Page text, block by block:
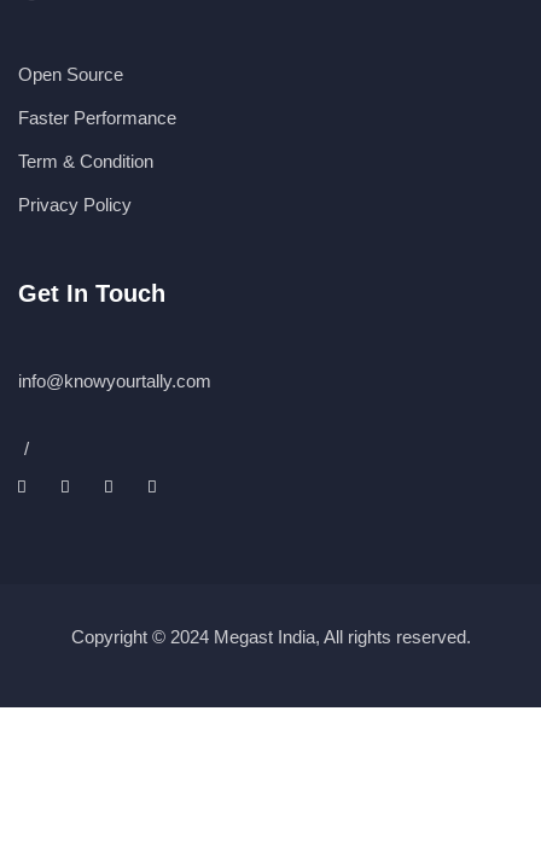
Open Source
Faster Performance
Term & Condition
Privacy Policy
Get In Touch
info@knowyourtally.com
/
Copyright © 2024 Megast India, All rights reserved.